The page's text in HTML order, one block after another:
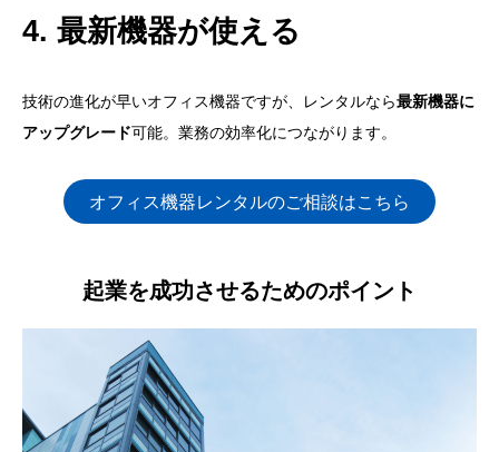
4. 最新機器が使える
技術の進化が早いオフィス機器ですが、レンタルなら最新機器に
アップグレード可能。業務の効率化につながります。
オフィス機器レンタルのご相談はこちら
起業を成功させるためのポイント